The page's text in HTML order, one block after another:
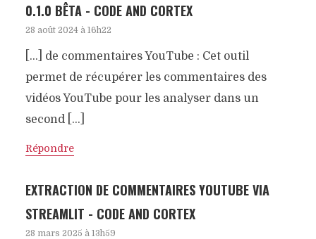
0.1.0 BÊTA - CODE AND CORTEX
28 août 2024 à 16h22
[…] de commentaires YouTube : Cet outil
permet de récupérer les commentaires des
vidéos YouTube pour les analyser dans un
second […]
Répondre
EXTRACTION DE COMMENTAIRES YOUTUBE VIA
STREAMLIT - CODE AND CORTEX
28 mars 2025 à 13h59